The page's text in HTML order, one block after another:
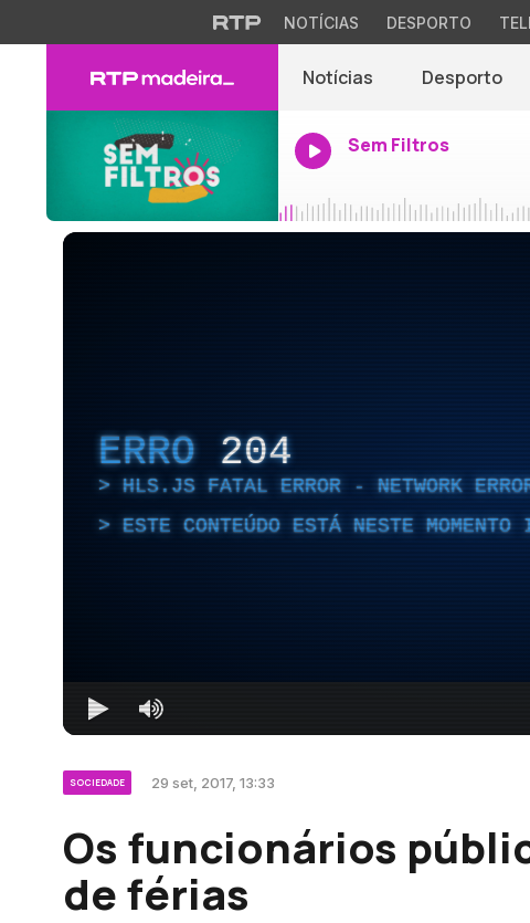
NOTÍCIAS DESPORTO
Notícias Desporto
Sem Filtros
ERRO 204
HLS.JS FATAL ERROR - NETWORK
ESTE CONTEÚDO ESTÁ NESTE
SOCIEDADE 29 set, 2017, 13:33
Os funcionários
de férias